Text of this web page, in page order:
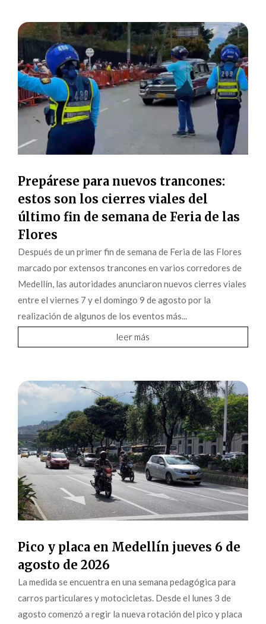
Prepárese para nuevos trancones:
estos son los cierres viales del
último fin de semana de Feria de las
Flores
Después de un primer fin de semana de Feria de las Flores
marcado por extensos trancones en varios corredores de
Medellín, las autoridades anunciaron nuevos cierres viales
entre el viernes 7 y el domingo 9 de agosto por la
realización de algunos de los eventos más...
leer más
Pico y placa en Medellín jueves 6 de
agosto de 2026
La medida se encuentra en una semana pedagógica para
carros particulares y motocicletas. Desde el lunes 3 de
agosto comenzó a regir la nueva rotación del pico y placa